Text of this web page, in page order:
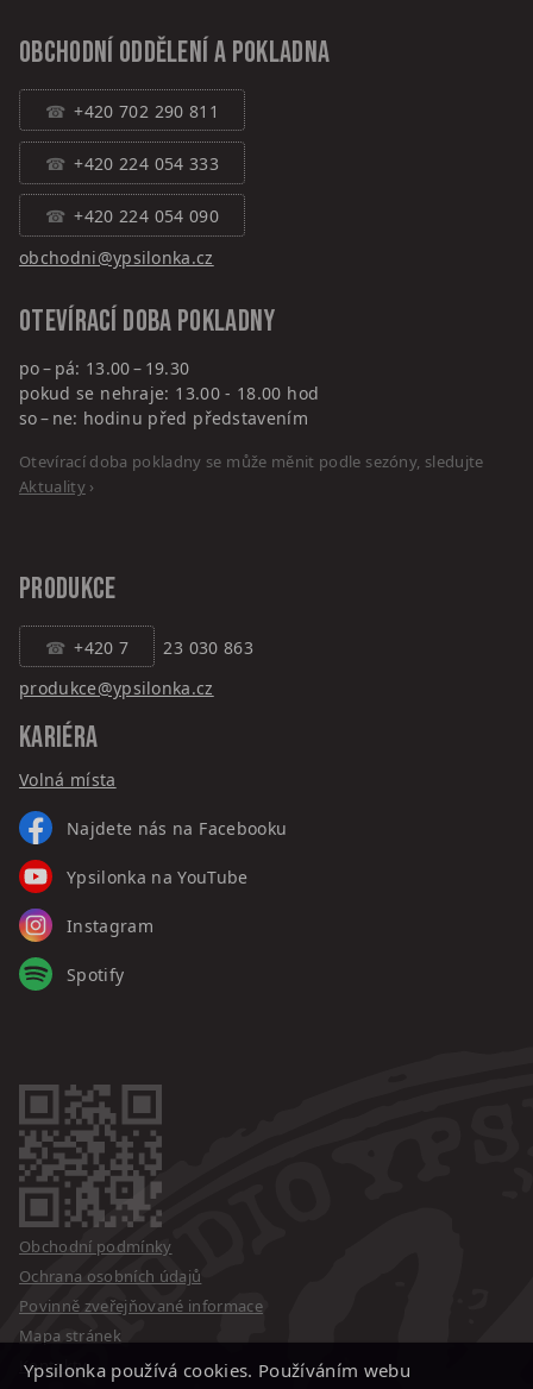
Obchodní oddělení a pokladna
+420 702 290 811
+420 224 054 333
+420 224 054 090
obchodni@ypsilonka.cz
Otevírací doba pokladny
po – pá: 13.00 – 19.30
pokud se nehraje: 13.00 - 18.00 hod
so – ne: hodinu před představením
Otevírací doba pokladny se může měnit podle sezóny, sledujte
Aktuality›
PRODUKCE
+420 7
23 030 863
produkce@ypsilonka.cz
KARIÉRA
Volná místa
Najdete nás na Facebooku
Ypsilonka na YouTube
Instagram
Spotify
Obchodní podmínky
Ochrana osobních údajů
Povinně zveřejňované informace
Mapa stránek
Kontakty
Ypsilonka používá cookies. Používáním webu